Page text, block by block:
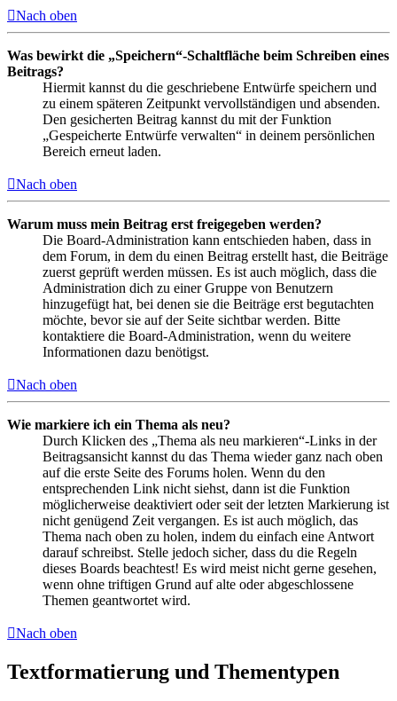
Nach oben
Was bewirkt die „Speichern“-Schaltfläche beim Schreiben eines
Beitrags?
Hiermit kannst du die geschriebene Entwürfe speichern und
zu einem späteren Zeitpunkt vervollständigen und absenden.
Den gesicherten Beitrag kannst du mit der Funktion
„Gespeicherte Entwürfe verwalten“ in deinem persönlichen
Bereich erneut laden.
Nach oben
Warum muss mein Beitrag erst freigegeben werden?
Die Board-Administration kann entschieden haben, dass in
dem Forum, in dem du einen Beitrag erstellt hast, die Beiträge
zuerst geprüft werden müssen. Es ist auch möglich, dass die
Administration dich zu einer Gruppe von Benutzern
hinzugefügt hat, bei denen sie die Beiträge erst begutachten
möchte, bevor sie auf der Seite sichtbar werden. Bitte
kontaktiere die Board-Administration, wenn du weitere
Informationen dazu benötigst.
Nach oben
Wie markiere ich ein Thema als neu?
Durch Klicken des „Thema als neu markieren“-Links in der
Beitragsansicht kannst du das Thema wieder ganz nach oben
auf die erste Seite des Forums holen. Wenn du den
entsprechenden Link nicht siehst, dann ist die Funktion
möglicherweise deaktiviert oder seit der letzten Markierung ist
nicht genügend Zeit vergangen. Es ist auch möglich, das
Thema nach oben zu holen, indem du einfach eine Antwort
darauf schreibst. Stelle jedoch sicher, dass du die Regeln
dieses Boards beachtest! Es wird meist nicht gerne gesehen,
wenn ohne triftigen Grund auf alte oder abgeschlossene
Themen geantwortet wird.
Nach oben
Textformatierung und Thementypen